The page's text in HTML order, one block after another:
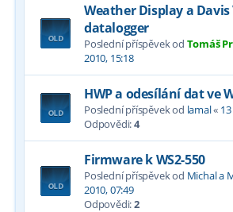
Weather Display a Davis
datalogger
Poslední příspěvek od Tomáš
2010, 15:18
HWP a odesílání dat ve
Poslední příspěvek od lamal«
Odpovědi:4
Firmware k WS2-550
Poslední příspěvek od Michal a
2010, 07:49
Odpovědi:2